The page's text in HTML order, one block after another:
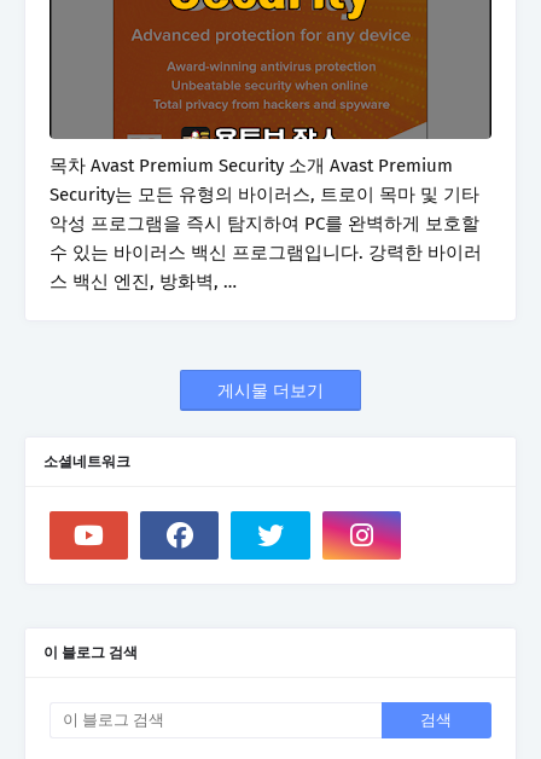
목차 Avast Premium Security 소개 Avast Premium
Security는 모든 유형의 바이러스, 트로이 목마 및 기타
악성 프로그램을 즉시 탐지하여 PC를 완벽하게 보호할
수 있는 바이러스 백신 프로그램입니다. 강력한 바이러
스 백신 엔진, 방화벽, …
게시물 더보기
소셜네트워크
이 블로그 검색